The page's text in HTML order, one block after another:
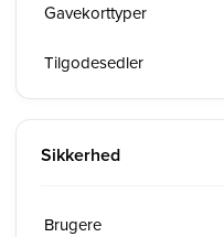
Gavekorttyper
Tilgodesedler
Sikkerhed
Brugere